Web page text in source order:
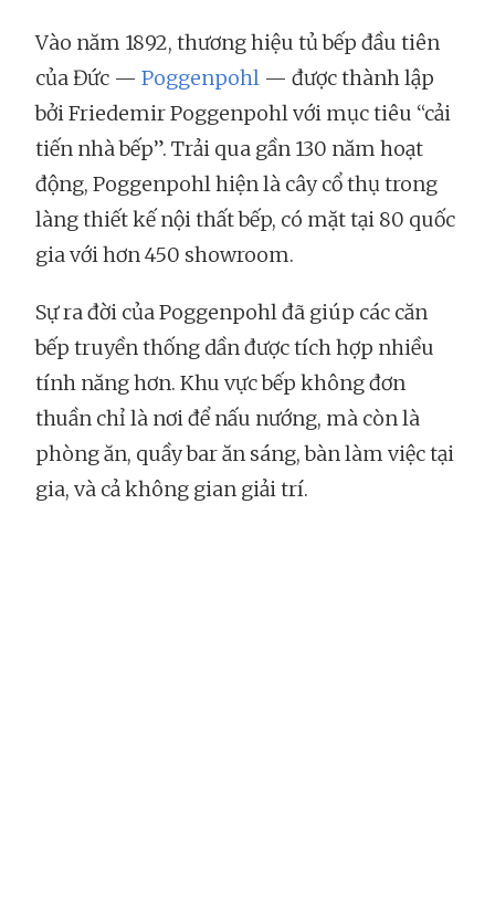
Vào năm 1892, thương hiệu tủ bếp đầu tiên
của Đức — Poggenpohl — được thành lập
bởi Friedemir Poggenpohl với mục tiêu “cải
tiến nhà bếp”. Trải qua gần 130 năm hoạt
động, Poggenpohl hiện là cây cổ thụ trong
làng thiết kế nội thất bếp, có mặt tại 80 quốc
gia với hơn 450 showroom.
Sự ra đời của Poggenpohl đã giúp các căn
bếp truyền thống dần được tích hợp nhiều
tính năng hơn. Khu vực bếp không đơn
thuần chỉ là nơi để nấu nướng, mà còn là
phòng ăn, quầy bar ăn sáng, bàn làm việc tại
gia, và cả không gian giải trí.